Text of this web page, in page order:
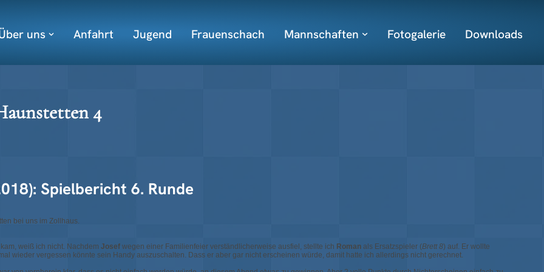
uns Anfahrt Jugend Frauenschach Mannschaften Fotogalerie Downloads
4
Spielbericht 6. Runde
bei uns im Zollhaus.
weiß ich nicht. Nachdem Josef wegen einer Familienfeier verständlicherweise ausfiel, stellte ich Roman als Ersatzspieler (Brett 8) auf. Er wollte
wieder vergessen könnte sein Handy auszuschalten. Dass er aber gar nicht erscheinen würde, damit hatte ich allerdings nicht gerechnet.